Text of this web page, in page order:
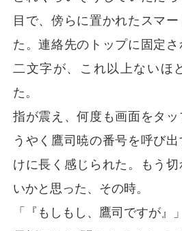
目で、傍らに置かれたスマ
た。連絡先のトップに固定
二文字が、これ以上ないほ
た。
指が震え、何度も画面をタ
うやく鷹司暁の番号を呼び
けに長く感じられた。もう
いかと思った、その時。
「『もしもし、鷹司ですが』」